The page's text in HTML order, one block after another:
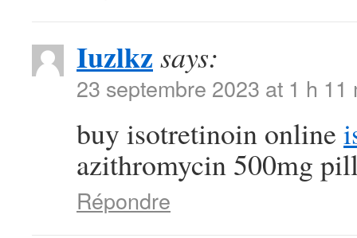
Iuzlkz says:
23 septembre 2023 at 1 h 11
buy isotretinoin online
azithromycin 500mg
Répondre